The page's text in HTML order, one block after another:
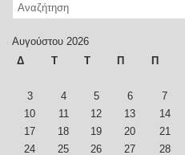
Αυγούστου 2026
Δ
Τ Τ Π Π
3
4 5 6 7
10
11 12 13 14
17
18 19 20 21
24
25 26 27 28